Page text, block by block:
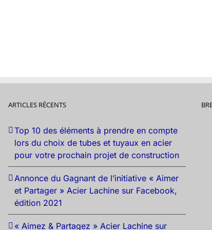
ARTICLES RÉCENTS
Top 10 des éléments à prendre en compte
lors du choix de tubes et tuyaux en acier
pour votre prochain projet de construction
Annonce du Gagnant de l’initiative « Aimer
et Partager » Acier Lachine sur Facebook,
édition 2021
« Aimez & Partagez » Acier Lachine sur